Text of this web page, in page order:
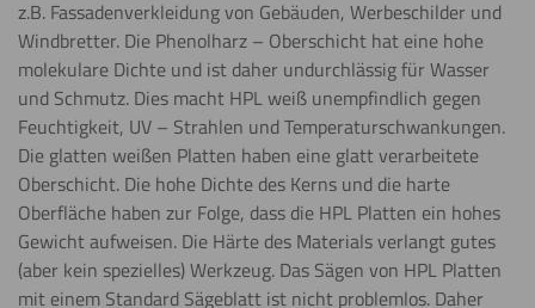
schneiden
z.B. Fassadenverkleidung von Gebäuden, Werbeschilder und
Windbretter. Die Phenolharz – Oberschicht hat eine hohe
molekulare Dichte und ist daher undurchlässig für Wasser
und Schmutz. Dies macht HPL weiß unempfindlich gegen
Feuchtigkeit, UV – Strahlen und Temperaturschwankungen.
Die glatten weißen Platten haben eine glatt verarbeitete
Oberschicht. Die hohe Dichte des Kerns und die harte
Oberfläche haben zur Folge, dass die HPL Platten ein hohes
Gewicht aufweisen. Die Härte des Materials verlangt gutes
(aber kein spezielles) Werkzeug. Das Sägen von HPL Platten
mit einem Standard Sägeblatt ist nicht problemlos. Daher